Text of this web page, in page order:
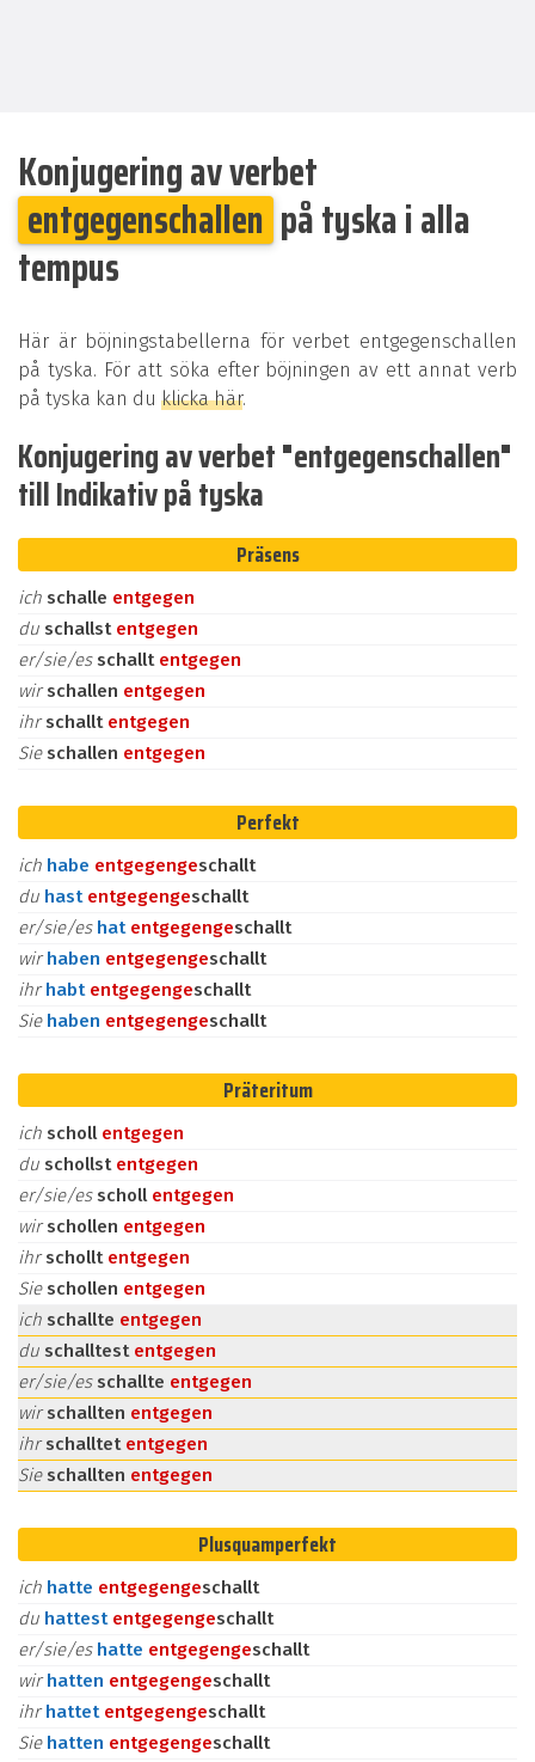
Konjugering av verbet
entgegenschallen på tyska i alla
tempus
Här är böjningstabellerna för verbet entgegenschallen
på tyska. För att söka efter böjningen av ett annat verb
på tyska kan du klicka här.
Konjugering av verbet "entgegenschallen"
till Indikativ på tyska
Präsens
ich schalle entgegen
du schallst entgegen
er/sie/es schallt entgegen
wirschallen entgegen
ihrschallt entgegen
Sie schallen entgegen
Perfekt
ich habe entgegengeschallt
du hast entgegengeschallt
er/sie/es hat entgegengeschallt
wirhaben entgegengeschallt
ihrhabt entgegengeschallt
Sie haben entgegengeschallt
Präteritum
ich scholl entgegen
du schollst entgegen
er/sie/es scholl entgegen
wirschollen entgegen
ihrschollt entgegen
Sie schollen entgegen
ich schallte entgegen
du schalltest entgegen
er/sie/es schallte entgegen
wirschallten entgegen
ihrschalltet entgegen
Sie schallten entgegen
Plusquamperfekt
ich hatte entgegengeschallt
du hattest entgegengeschallt
er/sie/es hatte entgegengeschallt
wirhatten entgegengeschallt
ihrhattet entgegengeschallt
Sie hatten entgegengeschallt